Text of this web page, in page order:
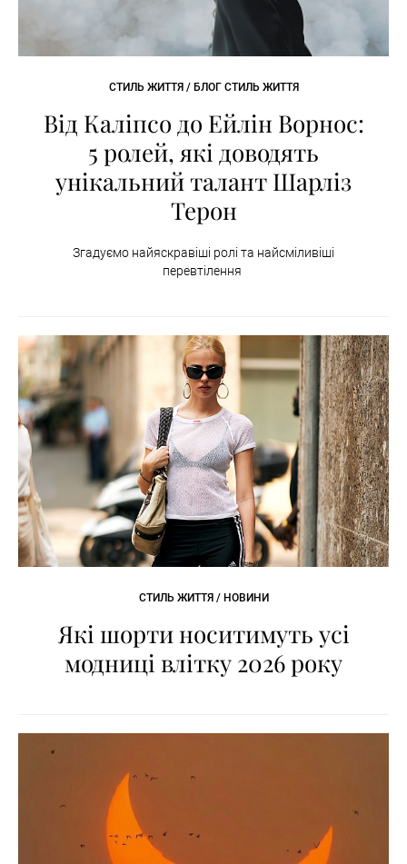
СТИЛЬ ЖИТТЯ / БЛОГ СТИЛЬ ЖИТТЯ
Від Каліпсо до Ейлін Ворнос:
5 ролей, які доводять
унікальний талант Шарліз
Терон
Згадуємо найяскравіші ролі та найсміливіші
перевтілення
СТИЛЬ ЖИТТЯ / НОВИНИ
Які шорти носитимуть усі
модниці влітку 2026 року